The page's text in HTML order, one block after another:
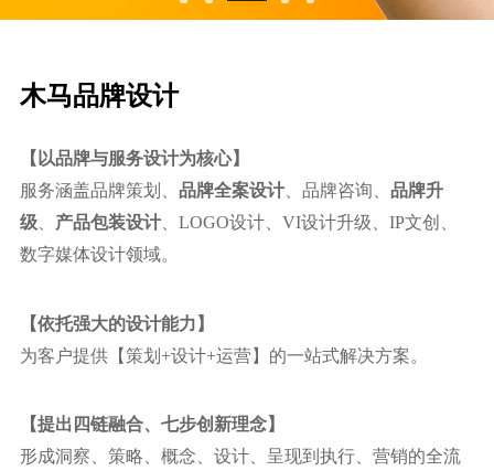
⽊⻢品牌设计
【以品牌与服务设计为核心】
服务涵盖品牌策划、 品牌全案设计、品牌咨询、 品牌升
级、 产品包装设计、LOGO设计、VI设计升级、IP文创、
数字媒体设计领域。
【依托强⼤的设计能力】
为客户提供【策划+设计+运营】的⼀站式解决方案。
【提出四链融合、七步创新理念】
形成洞察、策略、概念、设计、呈现到执⾏、营销的全流